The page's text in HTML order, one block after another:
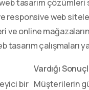
tasarım çözümleri
responsive web
online mağazaların
tasarım çalışmaları
Vardığı
bir Müşterilerin